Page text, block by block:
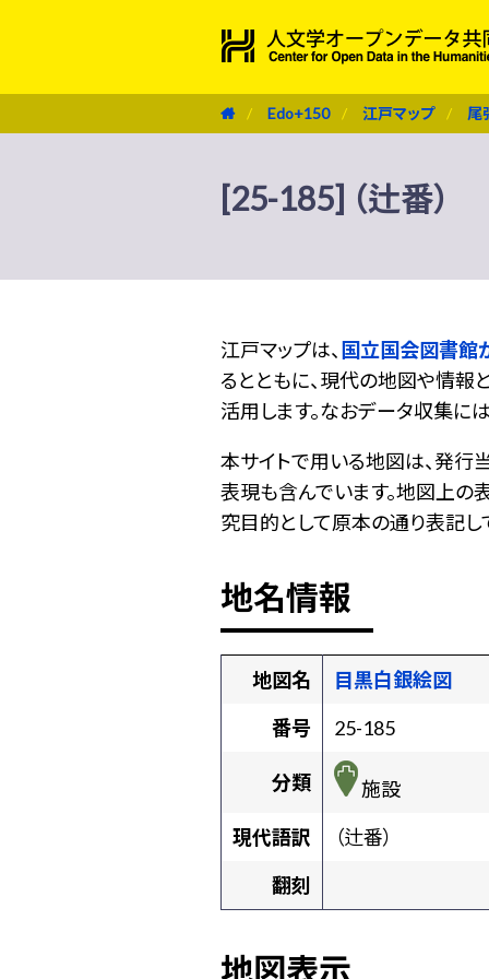
Edo+150 江戸マップ 尾
[25-185] （辻番）
江戸マップは、 国立国会図書館
るとともに、現代の地図や情報
活用します。なおデータ収集に
本サイトで用いる地図は、発行
表現も含んでいます。地図上の
究目的として原本の通り表記し
地名情報
地図名
目黒白銀絵図
番号
25-185
分類
施設
現代語訳
（辻番）
翻刻
地図表示